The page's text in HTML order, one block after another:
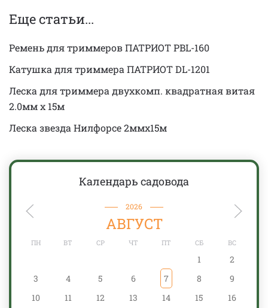
Еще статьи...
Ремень для триммеров ПАТРИОТ PBL-160
Катушка для триммера ПАТРИОТ DL-1201
Леска для триммера двухкомп. квадратная витая
2.0мм x 15м
Леска звезда Нилфорсе 2ммx15м
Календарь садовода
2026
АВГУСТ
ПН ВТ СР ЧТ ПТ СБ ВС
1
2
3
4 5 6 7 8
9
10
11 12 13 14 15
16